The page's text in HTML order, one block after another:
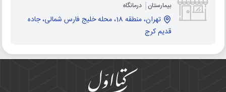
بیمارستان درمانگاه
تهران، منطقه 18، محله خلیج فارس شمالی، جاده
قدیم کرج